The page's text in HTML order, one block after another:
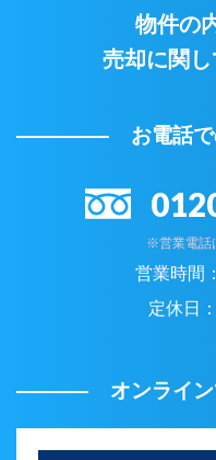
物件の
売却に関
お電話
※営業電話
営業時間：
定休日：
オンライ